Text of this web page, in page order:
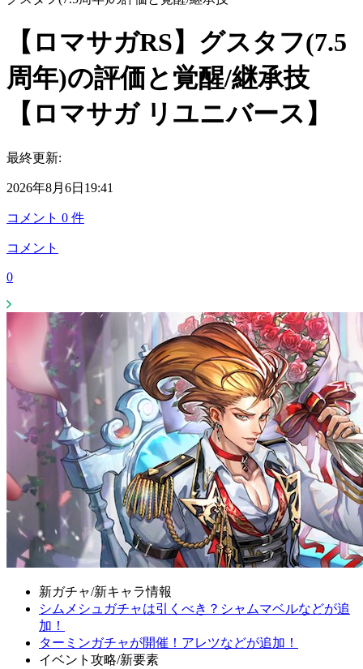
【ロマサガRS】グスタフ(7.5
周年)の評価と覚醒/継承技
【ロマサガ リユニバース】
最終更新:
2026年8月6日19:41
コメント 0 件
コメント
0
新ガチャ/新キャラ情報
シムメシュガチャは引くべき？シャムマベルなどが追
加！
ターミンガチャが開催！アレツなどが追加！
イベント攻略/新要素